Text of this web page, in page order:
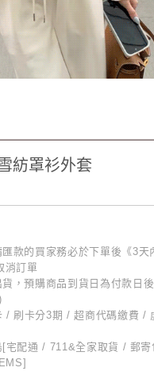
紡罩衫外套
款的買家務必於下單後《3天
消訂單
，預購商品到貨日為付款日
/ 刷卡分3期 / 超商代碼繳費 /
[宅配通 / 711&全家取貨 / 郵寄